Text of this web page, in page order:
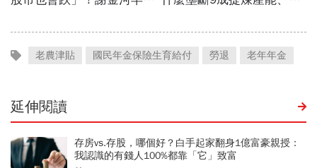
老農津貼 國民年金保險生育給付 勞退 老年年金
延伸閱讀
存房vs.存股，哪個好？白手起家翻身1億富豪親授：
我認識的有錢人100%都靠「它」致富